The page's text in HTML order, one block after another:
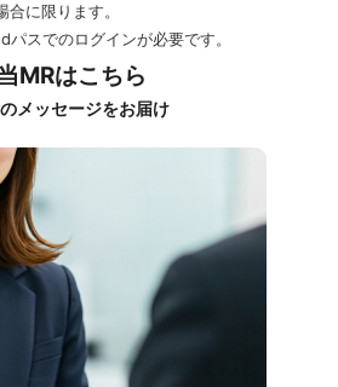
に限ります。
スでのログインが必要です。
MRはこちら
メッセージをお届け